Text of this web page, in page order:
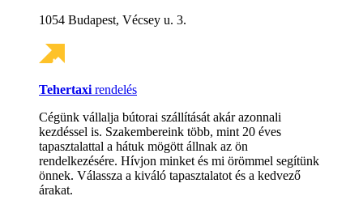
1054 Budapest, Vécsey u. 3.
Tehertaxi rendelés
Cégünk vállalja bútorai szállítását akár azonnali
kezdéssel is. Szakembereink több, mint 20 éves
tapasztalattal a hátuk mögött állnak az ön
rendelkezésére. Hívjon minket és mi örömmel segítünk
önnek. Válassza a kiváló tapasztalatot és a kedvező
árakat.